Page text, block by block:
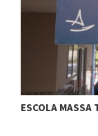
ESCOLA MASSA